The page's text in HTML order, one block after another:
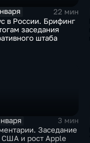
22 мин
в России. Брифинг
заседания
штаба
3 мин
Заседание
и рост Apple